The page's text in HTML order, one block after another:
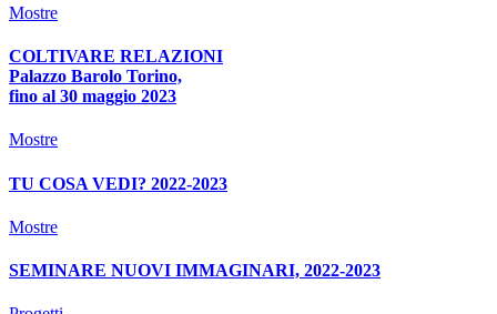
Mostre
COLTIVARE RELAZIONI
Palazzo Barolo Torino,
fino al 30 maggio 2023
Mostre
TU COSA VEDI? 2022-2023
Mostre
SEMINARE NUOVI IMMAGINARI, 2022-2023